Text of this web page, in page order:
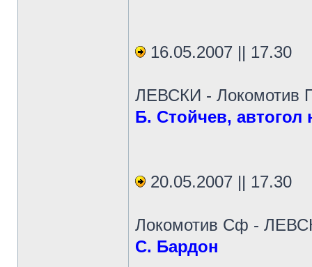
16.05.2007 || 17.30
ЛЕВСКИ - Локомотив
Б. Стойчев, автогол
20.05.2007 || 17.30
Локомотив Сф -
С. Бардон